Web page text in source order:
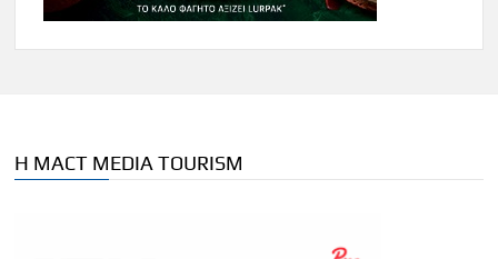
Η MACT MEDIA TOURISM